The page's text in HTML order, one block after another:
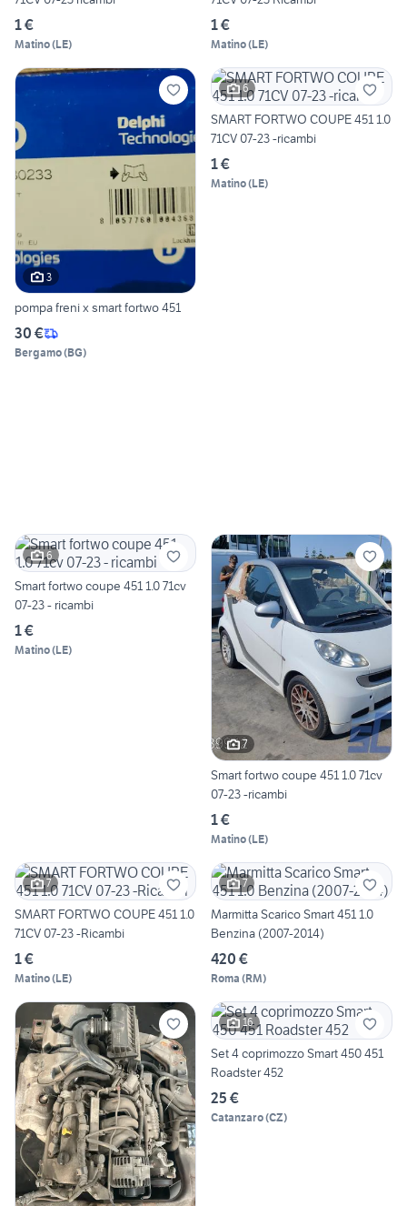
1 €
Matino(LE)
1 €
Matino(LE)
3
pompa freni x smart fortwo 451
30 €
Bergamo(BG)
6
SMART FORTWO COUPE 451 1.0
71CV 07-23 -ricambi
1 €
Matino(LE)
6
Smart fortwo coupe 451 1.0 71cv
07-23 - ricambi
1 €
Matino(LE)
7
Smart fortwo coupe 451 1.0 71cv
07-23 -ricambi
1 €
Matino(LE)
7
SMART FORTWO COUPE 451 1.0
71CV 07-23 -Ricambi
1 €
Matino(LE)
7
Marmitta Scarico Smart 451 1.0
Benzina (2007-2014)
420 €
Roma (RM)
16
Set 4 coprimozzo Smart 450 451
Roadster 452
25 €
Catanzaro(CZ)